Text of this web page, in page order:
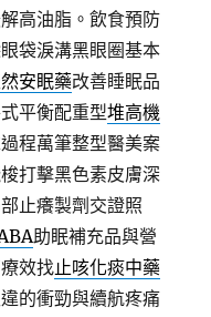
高油脂。飲食預防
袋淚溝黑眼圈基本
安眠藥改善睡眠品
平衡配重型堆高機
程萬筆整型醫美案
打擊黑色素皮膚深
止癢製劑交證照
助眠補充品與營
效找止咳化痰中藥
的衝勁與續航疼痛